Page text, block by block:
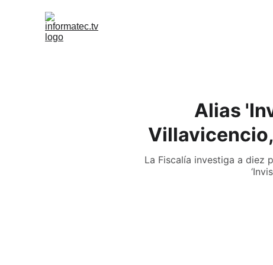
Alias
La Fiscalía investiga a diez